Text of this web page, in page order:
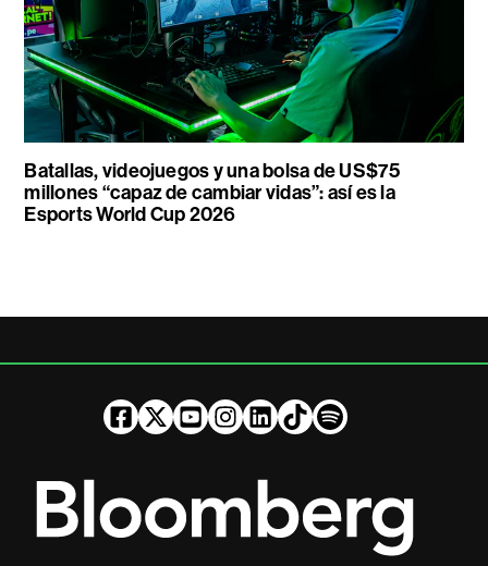
Batallas, videojuegos y una bolsa de US$75
millones “capaz de cambiar vidas”: así es la
Esports World Cup 2026